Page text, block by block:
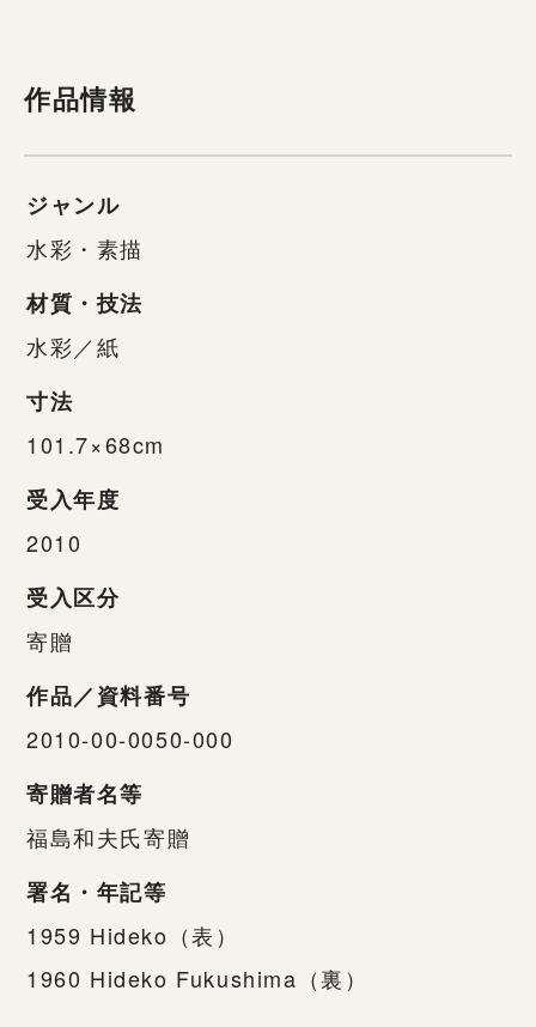
作品情報
ジャンル
水彩・素描
材質・技法
水彩／紙
寸法
101.7×68cm
受入年度
2010
受入区分
寄贈
作品／資料番号
2010-00-0050-000
寄贈者名等
福島和夫氏寄贈
署名・年記等
1959 Hideko（表）
1960 Hideko Fukushima（裏）